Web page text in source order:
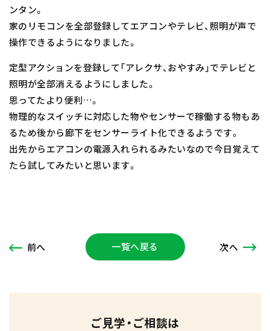
ンタン。
家のリモコンを全部登録してエアコンやテレビ、照明が声で
操作できるようになりました。
定型アクションを登録して「アレクサ、おやすみ」でテレビと
照明が全部消えるようにしました。
思ってたより便利…。
物理的なスイッチに対応した物やセンサーで稼働する物もあ
るため後から廊下をセンサーライト化できるようです。
出先からエアコンの電源入れられるみたいなので今日覚えて
たら試してみたいと思います。
前へ 一覧へ戻る 次へ
ご見学・ご相談は